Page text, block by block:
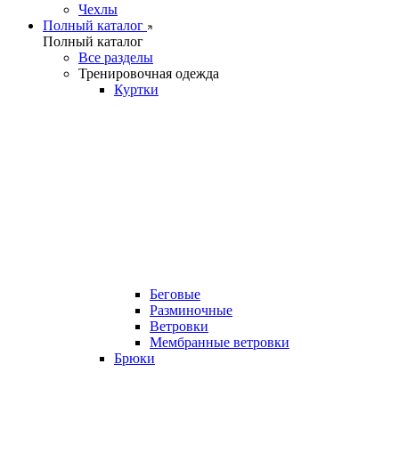
Чехлы
Полный каталог
Полный каталог
Все разделы
Тренировочная одежда
Куртки
Беговые
Разминочные
Ветровки
Мембранные ветровки
Брюки